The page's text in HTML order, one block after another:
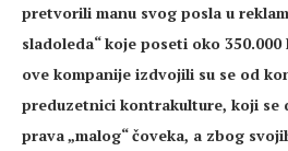
pretvorili manu svog posla u
sladoleda“ koje poseti oko
ove kompanije izdvojili su se od
preduzetnici kontrakulture, koji se
prava „malog“ čoveka, a zbog